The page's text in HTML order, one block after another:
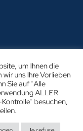
um Ihnen die
uns Ihre Vorlieben
Sie auf "Alle
ALLER
besuchen,